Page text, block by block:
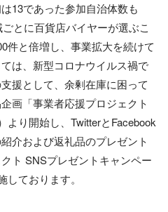
13であった参加自治体数も
とに百貨店バイヤーが選ぶこ
件と倍増し、事業拡大を続けて
は、新型コロナウイルス禍で
援として、余剰在庫に困って
画「事業者応援プロジェクト
より開始し、TwitterとFacebook
介および返礼品のプレゼント
ト SNSプレゼントキャンペー
ております。